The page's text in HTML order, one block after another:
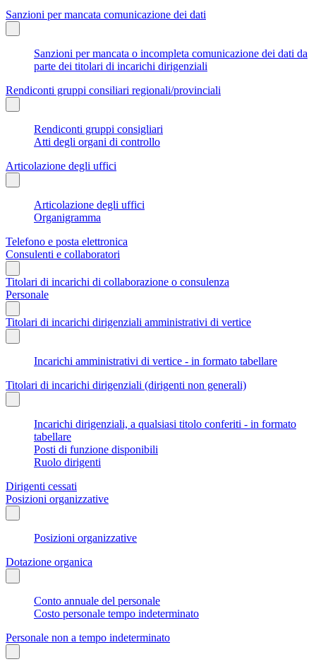
Sanzioni per mancata comunicazione dei dati
Sanzioni per mancata o incompleta comunicazione dei dati da
parte dei titolari di incarichi dirigenziali
Rendiconti gruppi consiliari regionali/provinciali
Rendiconti gruppi consigliari
Atti degli organi di controllo
Articolazione degli uffici
Articolazione degli uffici
Organigramma
Telefono e posta elettronica
Consulenti e collaboratori
Titolari di incarichi di collaborazione o consulenza
Personale
Titolari di incarichi dirigenziali amministrativi di vertice
Incarichi amministrativi di vertice - in formato tabellare
Titolari di incarichi dirigenziali (dirigenti non generali)
Incarichi dirigenziali, a qualsiasi titolo conferiti - in formato
tabellare
Posti di funzione disponibili
Ruolo dirigenti
Dirigenti cessati
Posizioni organizzative
Posizioni organizzative
Dotazione organica
Conto annuale del personale
Costo personale tempo indeterminato
Personale non a tempo indeterminato